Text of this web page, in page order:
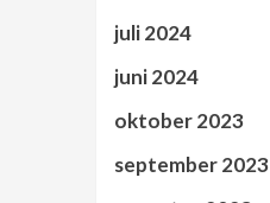
juli 2024
juni 2024
oktober 2023
september 2023